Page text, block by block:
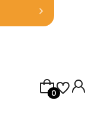
Produkty w